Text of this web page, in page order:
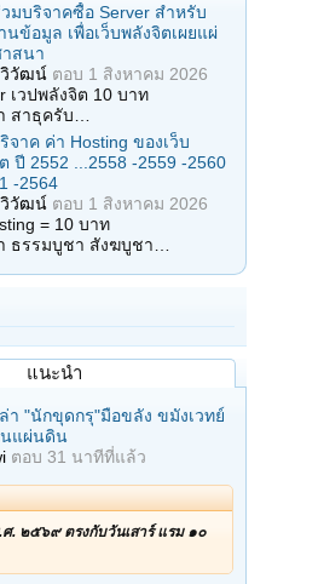
มบริจาคซื้อ Server สำหรับ
นข้อมูล เพื่อเว็บพลังจิตเผยแผ่
สนา
วัฒน์ ตอบ 1 สิงหาคม 2026
เวปพลังจิต 10 บาท
สาธุครับ…
จาค ค่า Hosting ของเว็บ
ปี 2552 ...2558 -2559 -2560
-2564
วัฒน์ ตอบ 1 สิงหาคม 2026
= 10 บาท
ธรรมบูชา สังฆบูชา…
แนะนำ
ล่า "นักขุดกรุ"มือขลัง ขมังเวทย์
แผ่นดิน
ตอบ 31 นาทีที่แล้ว
. ๒๕๖๙ ตรงกับวันเสาร์ แรม ๑๐